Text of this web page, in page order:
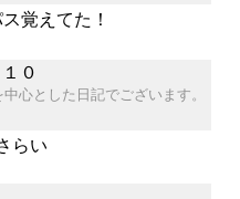
覚えてた！
０
心とした日記でございます。
らい